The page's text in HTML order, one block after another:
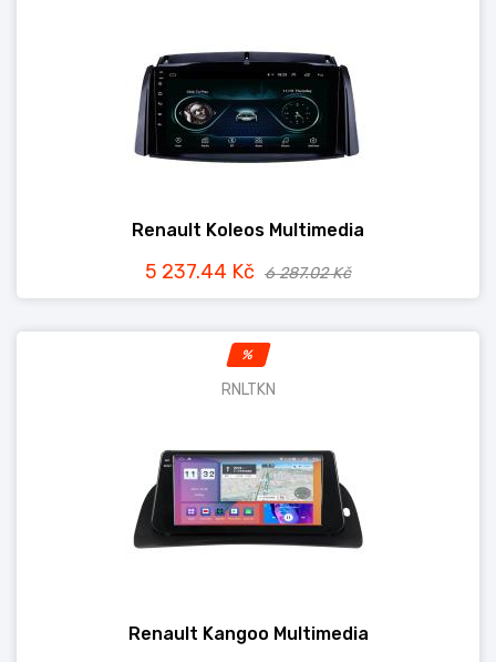
Renault Koleos Multimedia
5 237.44 Kč 6 287.02 Kč
%
RNLTKN
Renault Kangoo Multimedia